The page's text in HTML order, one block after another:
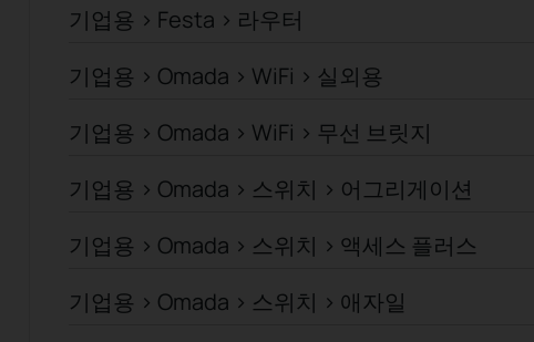
기업용 > Festa > 라우터
기업용 > Omada > WiFi > 실외용
기업용 > Omada > WiFi > 무선 브릿지
기업용 > Omada > 스위치 > 어그리게이션
기업용 > Omada > 스위치 > 액세스 플러스
기업용 > Omada > 스위치 > 애자일